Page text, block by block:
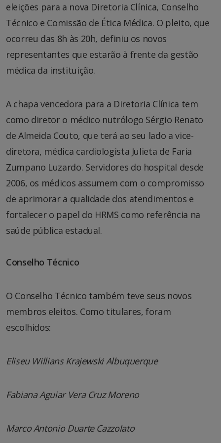
eleições para a nova Diretoria Clínica, Conselho
Técnico e Comissão de Ética Médica. O pleito, que
ocorreu das 8h às 20h, definiu os novos
representantes que estarão à frente da gestão
médica da instituição.
A chapa vencedora para a Diretoria Clínica tem
como diretor o médico nutrólogo Sérgio Renato
de Almeida Couto, que terá ao seu lado a vice-
diretora, médica cardiologista Julieta de Faria
Zumpano Luzardo. Servidores do hospital desde
2006, os médicos assumem com o compromisso
de aprimorar a qualidade dos atendimentos e
fortalecer o papel do HRMS como referência na
saúde pública estadual.
Conselho Técnico
O Conselho Técnico também teve seus novos
membros eleitos. Como titulares, foram
escolhidos:
Eliseu Willians Krajewski Albuquerque
Fabiana Aguiar Vera Cruz Moreno
Marco Antonio Duarte Cazzolato